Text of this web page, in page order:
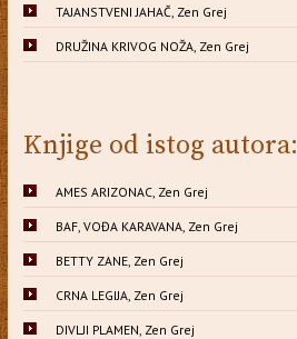
TAJANSTVENI JAHAČ, Zen Grej
DRUŽINA KRIVOG NOŽA, Zen Grej
Knjige od istog autora:
AMES ARIZONAC, Zen Grej
BAF, VOĐA KARAVANA, Zen Grej
BETTY ZANE, Zen Grej
CRNA LEGIJA, Zen Grej
DIVLJI PLAMEN, Zen Grej